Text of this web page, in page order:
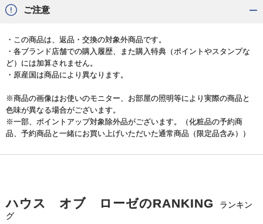
ご注意
・この商品は、返品・交換の対象外商品です。
・各ブランド店舗での購入履歴、また購入特典（ポイントやスタンプな
ど）には加算されません。
・原産国は商品により異なります。
※商品の画像はお使いのモニター、お部屋の照明等により実際の商品と
色味が異なる場合がございます。
※一部、ポイントアップ対象除外品がございます。（化粧品の予約商
品、予約商品と一緒にお買い上げいただいた通常商品（限定品含み））
ハウス オブ ローゼのRANKING
ランキン
グ